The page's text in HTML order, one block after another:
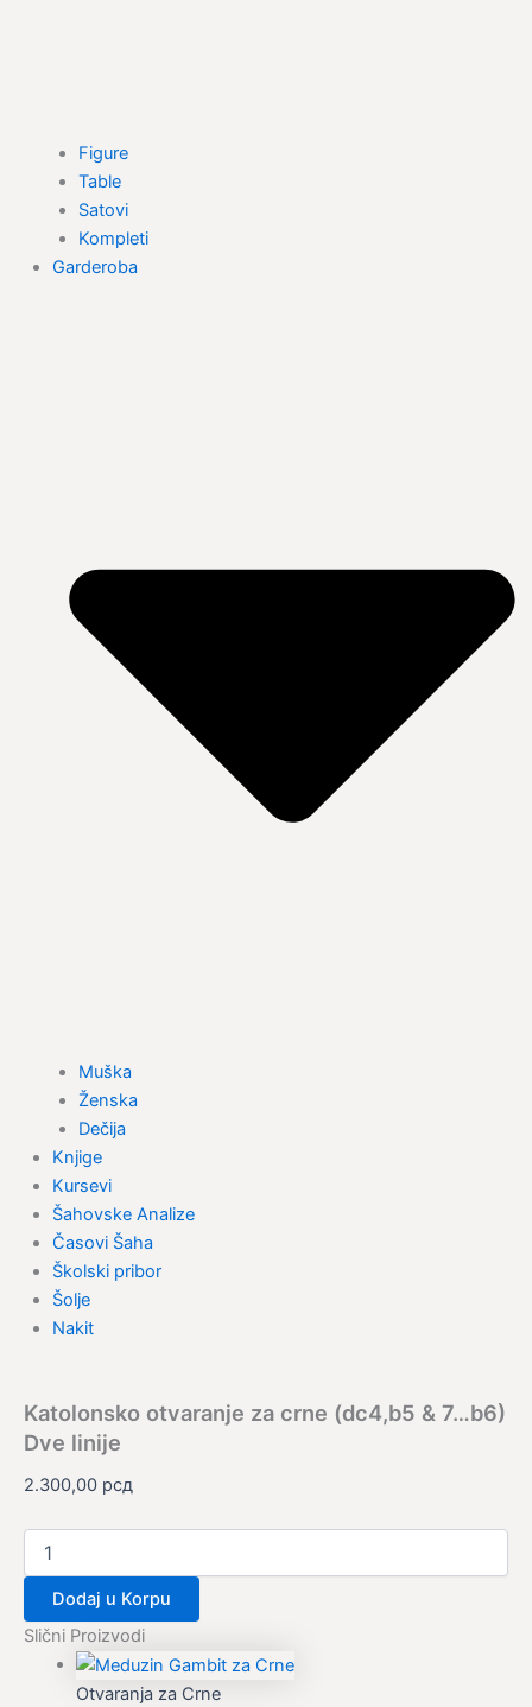
Figure
Table
Satovi
Kompleti
Garderoba
Muška
Ženska
Dečija
Knjige
Kursevi
Šahovske Analize
Časovi Šaha
Školski pribor
Šolje
Nakit
Katolonsko otvaranje za crne (dc4,b5 & 7…b6)
Dve linije
2.300,00 рсд
Dodaj u Korpu
Slični Proizvodi
Otvaranja za Crne